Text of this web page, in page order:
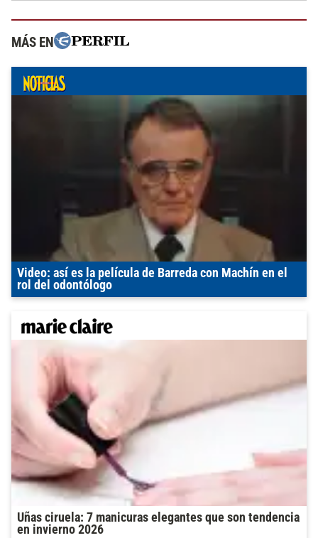
MÁS EN
Video: así es la película de Barreda con Machín en el
rol del odontólogo
Uñas ciruela: 7 manicuras elegantes que son tendencia
en invierno 2026